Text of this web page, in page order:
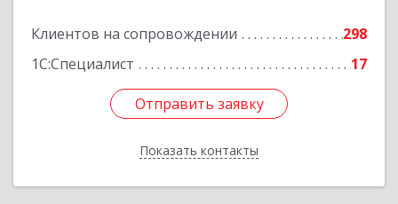
Клиентов на сопровождении
298
1С:Специалист
17
Отправить заявку
Показать контакты
Отправить заявку
Назад